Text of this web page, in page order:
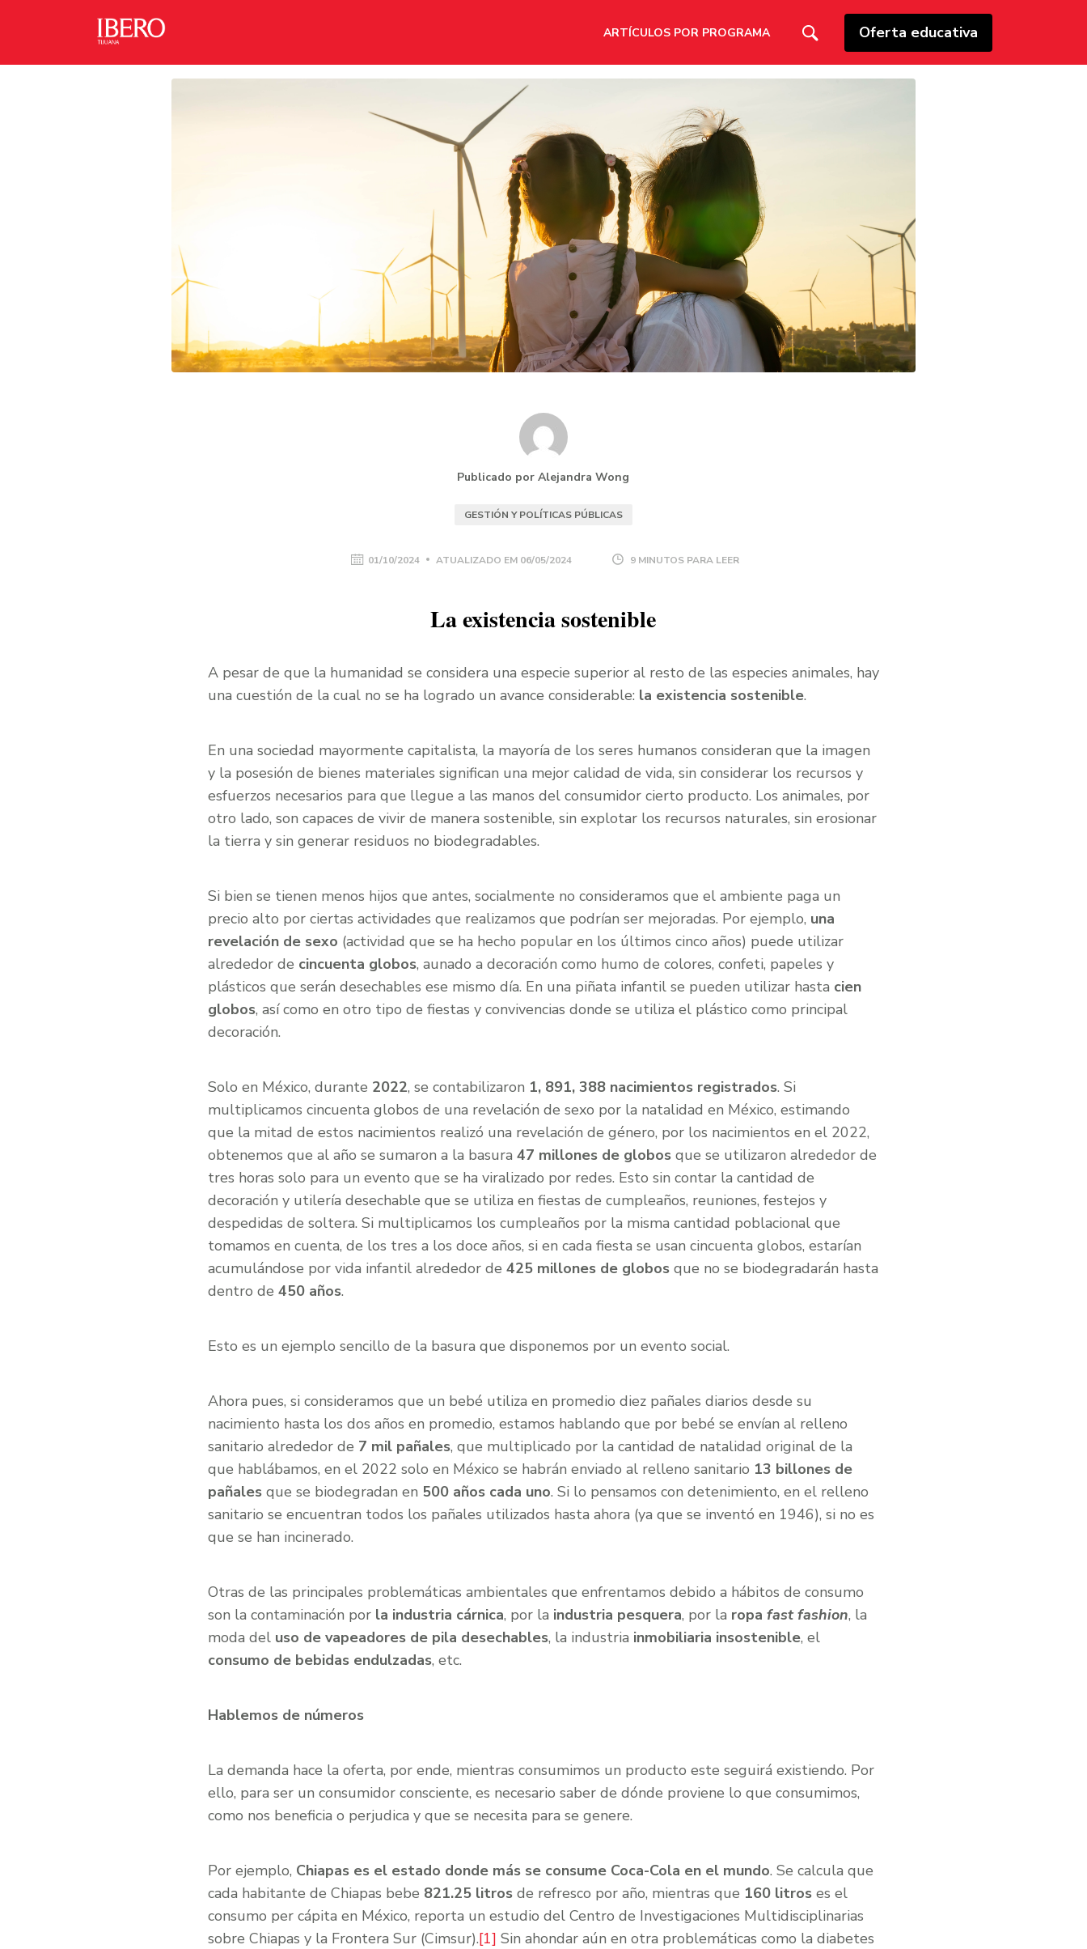
ARTÍCULOS POR PROGRAMA Oferta educativa
Publicado por Alejandra Wong
GESTIÓN Y POLÍTICAS PÚBLICAS
01/10/2024 ATUALIZADO EM 06/05/2024 9 MINUTOS PARA LEER
La existencia sostenible
A pesar de que la humanidad se considera una especie superior al resto de las especies animales, hay
una cuestión de la cual no se ha logrado un avance considerable: la existencia sostenible.
En una sociedad mayormente capitalista, la mayoría de los seres humanos consideran que la imagen
y la posesión de bienes materiales significan una mejor calidad de vida, sin considerar los recursos y
esfuerzos necesarios para que llegue a las manos del consumidor cierto producto. Los animales, por
otro lado, son capaces de vivir de manera sostenible, sin explotar los recursos naturales, sin erosionar
la tierra y sin generar residuos no biodegradables.
Si bien se tienen menos hijos que antes, socialmente no consideramos que el ambiente paga un
precio alto por ciertas actividades que realizamos que podrían ser mejoradas. Por ejemplo, una
revelación de sexo (actividad que se ha hecho popular en los últimos cinco años) puede utilizar
alrededor de cincuenta globos, aunado a decoración como humo de colores, confeti, papeles y
plásticos que serán desechables ese mismo día. En una piñata infantil se pueden utilizar hasta cien
globos, así como en otro tipo de fiestas y convivencias donde se utiliza el plástico como principal
decoración.
Solo en México, durante 2022, se contabilizaron 1, 891, 388 nacimientos registrados. Si
multiplicamos cincuenta globos de una revelación de sexo por la natalidad en México, estimando
que la mitad de estos nacimientos realizó una revelación de género, por los nacimientos en el 2022,
obtenemos que al año se sumaron a la basura 47 millones de globos que se utilizaron alrededor de
tres horas solo para un evento que se ha viralizado por redes. Esto sin contar la cantidad de
decoración y utilería desechable que se utiliza en fiestas de cumpleaños, reuniones, festejos y
despedidas de soltera. Si multiplicamos los cumpleaños por la misma cantidad poblacional que
tomamos en cuenta, de los tres a los doce años, si en cada fiesta se usan cincuenta globos, estarían
acumulándose por vida infantil alrededor de 425 millones de globosque no se biodegradarán hasta
dentro de 450 años.
Esto es un ejemplo sencillo de la basura que disponemos por un evento social.
Ahora pues, si consideramos que un bebé utiliza en promedio diez pañales diarios desde su
nacimiento hasta los dos años en promedio, estamos hablando que por bebé se envían al relleno
sanitario alrededor de 7 mil pañales, que multiplicado por la cantidad de natalidad original de la
que hablábamos, en el 2022 solo en México se habrán enviado al relleno sanitario 13 billones de
pañalesque se biodegradan en 500 años cada uno. Si lo pensamos con detenimiento, en el relleno
sanitario se encuentran todos los pañales utilizados hasta ahora (ya que se inventó en 1946), si no es
que se han incinerado.
Otras de las principales problemáticas ambientales que enfrentamos debido a hábitos de consumo
son la contaminación por la industria cárnica, por la industria pesquera, por la ropa fast fashion, la
moda del uso de vapeadores de pila desechables, la industria inmobiliaria insostenible, el
consumo de bebidas endulzadas, etc.
Hablemos de números
La demanda hace la oferta, por ende, mientras consumimos un producto este seguirá existiendo. Por
ello, para ser un consumidor consciente, es necesario saber de dónde proviene lo que consumimos,
como nos beneficia o perjudica y que se necesita para se genere.
Por ejemplo, Chiapas es el estado donde más se consume Coca-Cola en el mundo. Se calcula que
cada habitante de Chiapas bebe 821.25 litrosde refresco por año, mientras que 160 litroses el
consumo per cápita en México, reporta un estudio del Centro de Investigaciones Multidisciplinarias
sobre Chiapas y la Frontera Sur (Cimsur).[1] Sin ahondar aún en otra problemáticas como la diabetes